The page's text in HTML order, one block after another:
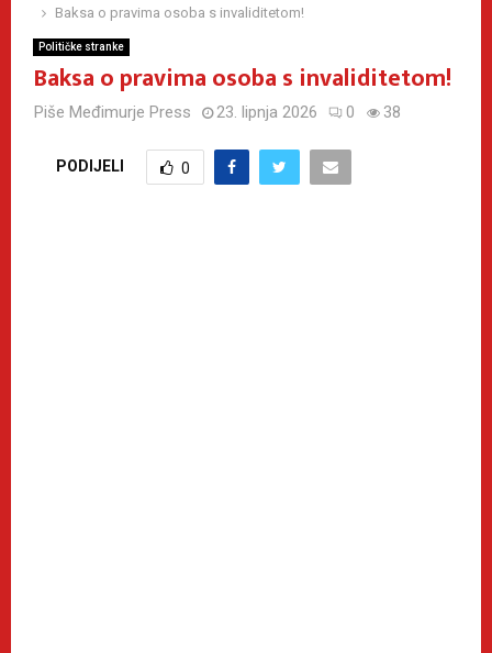
Baksa o pravima osoba s invaliditetom!
Političke stranke
Baksa o pravima osoba s invaliditetom!
Piše Međimurje Press 23. lipnja 2026 0 38
PODIJELI 0